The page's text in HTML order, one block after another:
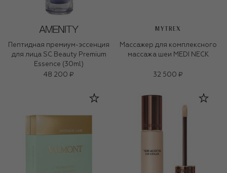
Пептидная премиум-эссенция
для лица SC Beauty Premium
Essence (30ml)
48 200 ₽
MYTREX
Массажер для комплексного
массажа шеи MEDI NECK
32 500 ₽